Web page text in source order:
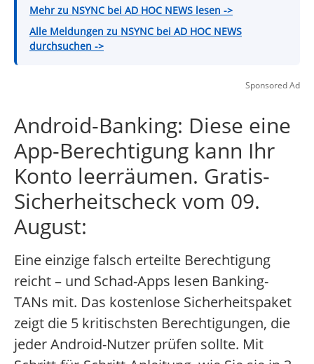
Mehr zu NSYNC bei AD HOC NEWS lesen ->
Alle Meldungen zu NSYNC bei AD HOC NEWS
durchsuchen ->
Sponsored Ad
Android-Banking: Diese eine
App-Berechtigung kann Ihr
Konto leerräumen. Gratis-
Sicherheitscheck vom 09.
August:
Eine einzige falsch erteilte Berechtigung
reicht – und Schad-Apps lesen Banking-
TANs mit. Das kostenlose Sicherheitspaket
zeigt die 5 kritischsten Berechtigungen, die
jeder Android-Nutzer prüfen sollte. Mit